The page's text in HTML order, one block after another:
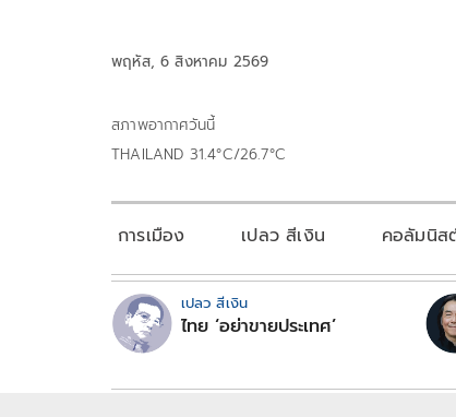
พฤหัส, 6 สิงหาคม 2569
สภาพอากาศวันนี้
THAILAND 31.4°C/26.7°C
การเมือง เปลว สีเงิน คอลัมนิส
เปลว สีเงิน
ไทย ‘อย่าขายประเทศ’